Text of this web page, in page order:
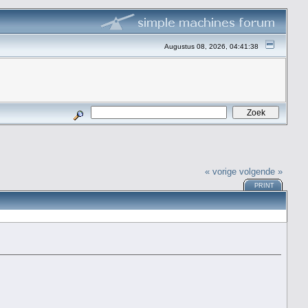
Augustus 08, 2026, 04:41:38
« vorige volgende »
PRINT